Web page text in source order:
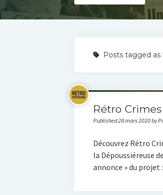
Posts tagged as
Rétro
Published 28 mars 2020 by
Découvrez Rétro
la Dépoussiéreuse
annonce » du projet :